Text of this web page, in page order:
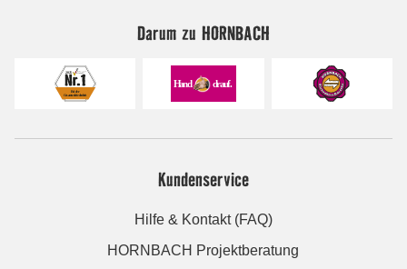
Darum zu HORNBACH
Kundenservice
Hilfe & Kontakt (FAQ)
HORNBACH Projektberatung